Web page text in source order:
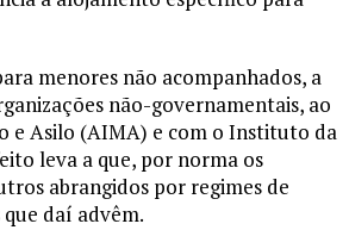
menores não acompanhados, a
não-governamentais, ao
e Asilo (AIMA) e com o Instituto da
leva a que, por norma os
abrangidos por regimes de
daí advêm.